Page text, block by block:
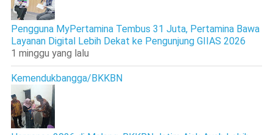
Pengguna MyPertamina Tembus 31 Juta, Pertamina Bawa
Layanan Digital Lebih Dekat ke Pengunjung GIIAS 2026
1 minggu yang lalu
Kemendukbangga/BKKBN